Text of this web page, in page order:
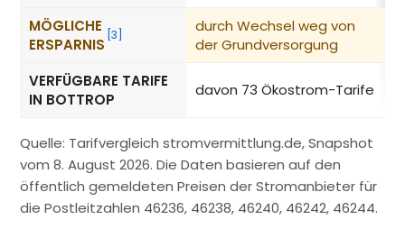
MÖGLICHE
ERSPARNIS
[3]
durch Wechsel weg von
der Grundversorgung
VERFÜGBARE TARIFE
IN BOTTROP
davon 73 Ökostrom-Tarife
Quelle: Tarifvergleich stromvermittlung.de, Snapshot
vom 8. August 2026. Die Daten basieren auf den
öffentlich gemeldeten Preisen der Stromanbieter für
die Postleitzahlen 46236, 46238, 46240, 46242, 46244.